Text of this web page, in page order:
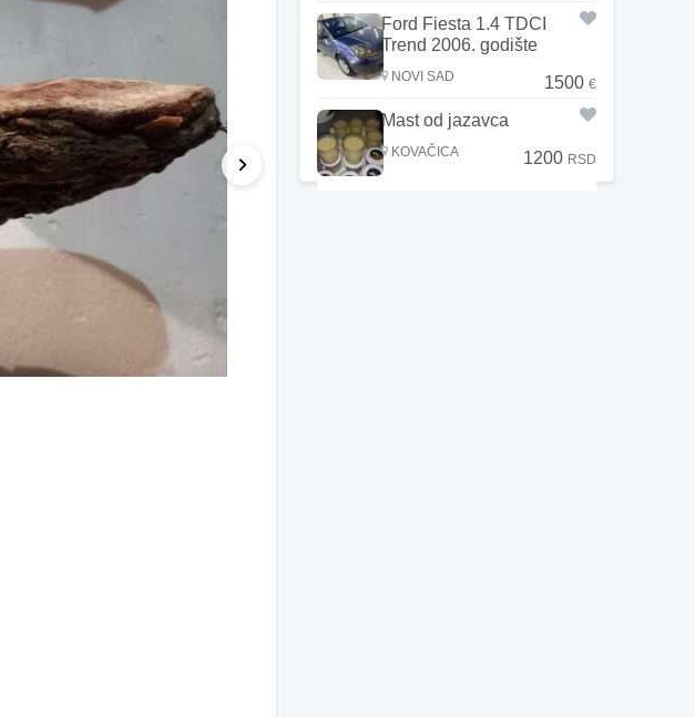
Ford Fiesta 1.4 TDCI
Trend 2006. godište
NOVI SAD 1500 €
Mast od jazavca
KOVAČICA 1200 RSD